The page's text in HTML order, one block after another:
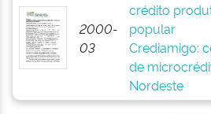
2000-
03
crédito
popular
Crediamigo:
de
Nordeste